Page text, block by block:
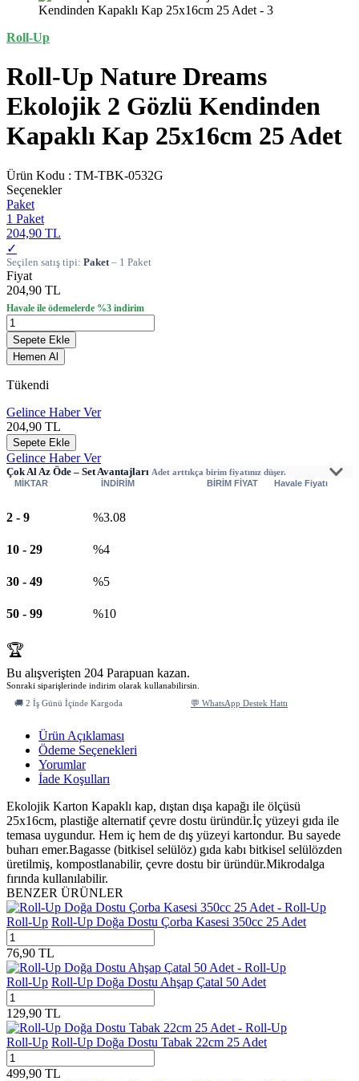
Roll-Up
Roll-Up Nature Dreams
Ekolojik 2 Gözlü Kendinden
Kapaklı Kap 25x16cm 25 Adet
Ürün Kodu : TM-TBK-0532G
Seçenekler
Paket
1 Paket
204,90 TL
✓
Seçilen satış tipi: Paket – 1 Paket
Fiyat
204,90 TL
Havale ile ödemelerde %3 indirim
Sepete Ekle
Hemen Al
Tükendi
Gelince Haber Ver
204,90 TL
Sepete Ekle
Gelince Haber Ver
Çok Al Az Öde – Set Avantajları Adet arttıkça birim fiyatınız düşer.
MİKTAR
İNDİRİM BİRİM FİYAT Havale Fiyatı
2 - 9 %3.08
10 - 29 %4
30 - 49 %5
50 - 99 %10
🏆
Bu alışverişten 204 Parapuan kazan.
Sonraki siparişlerinde indirim olarak kullanabilirsin.
🚚 2 İş Günü İçinde Kargoda
💬 WhatsApp Destek Hattı
Ürün Açıklaması
Ödeme Seçenekleri
Yorumlar
İade Koşulları
Ekolojik Karton Kapaklı kap, dıştan dışa kapağı ile ölçüsü
25x16cm, plastiğe alternatif çevre dostu üründür.İç yüzeyi gıda ile
temasa uygundur. Hem iç hem de dış yüzeyi kartondur. Bu sayede
buharı emer.Bagasse (bitkisel selülöz) gıda kabı bitkisel selülözden
üretilmiş, kompostlanabilir, çevre dostu bir üründür.Mikrodalga
fırında kullanılabilir.
BENZER ÜRÜNLER
Roll-Up Roll-Up Doğa Dostu Çorba Kasesi 350cc 25 Adet
76,90 TL
Roll-Up Roll-Up Doğa Dostu Ahşap Çatal 50 Adet
129,90 TL
Roll-Up Roll-Up Doğa Dostu Tabak 22cm 25 Adet
499,90 TL